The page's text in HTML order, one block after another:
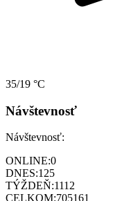
35/19 °C
Návštevnosť
Návštevnosť:
ONLINE:0
DNES:125
TÝŽDEŇ:1112
CELKOM:705161